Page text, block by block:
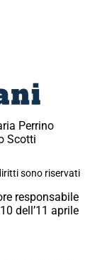
Perrino
Scotti
sono riservati
responsabile
dell’11 aprile